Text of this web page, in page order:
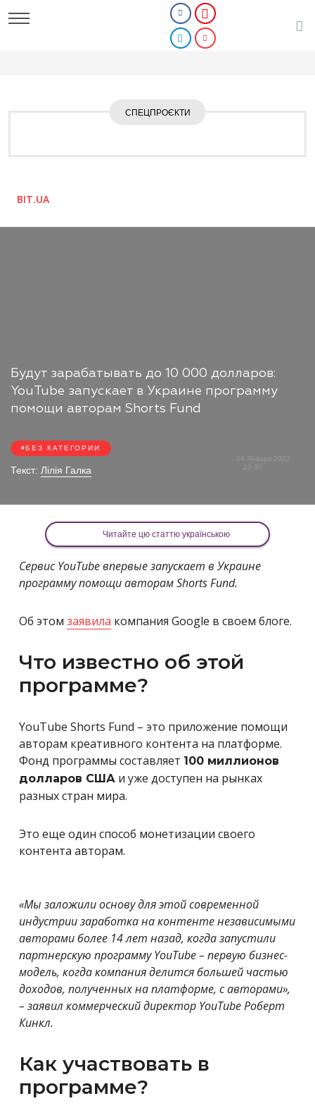
СПЕЦПРОЄКТИ
BIT.UA
Будут зарабатывать до 10 000 долларов:
YouTube запускает в Украине программу
помощи авторам Shorts Fund
БЕЗ КАТЕГОРИИ
Текст: Лілія Галка
Читайте цю статтю українською
Сервис YouTube впервые запускает в Украине
программу помощи авторам Shorts Fund.
Об этом заявила компания Google в своем блоге.
Что известно об этой
программе?
YouTube Shorts Fund – это приложение помощи
авторам креативного контента на платформе.
Фонд программы составляет 100 миллионов
долларов США и уже доступен на рынках
разных стран мира.
Это еще один способ монетизации своего
контента авторам.
«Мы заложили основу для этой современной
индустрии заработка на контенте независимыми
авторами более 14 лет назад, когда запустили
партнерскую программу YouTube – первую бизнес-
модель, когда компания делится большей частью
доходов, полученных на платформе, с авторами»,
– заявил коммерческий директор YouTube Роберт
Кинкл.
Как участвовать в
программе?